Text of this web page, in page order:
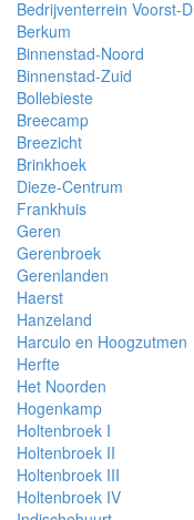
Bedrijventerrein Voorst-D
Berkum
Binnenstad-Noord
Binnenstad-Zuid
Bollebieste
Breecamp
Breezicht
Brinkhoek
Dieze-Centrum
Frankhuis
Geren
Gerenbroek
Gerenlanden
Haerst
Hanzeland
Harculo en Hoogzutmen
Herfte
Het Noorden
Hogenkamp
Holtenbroek I
Holtenbroek II
Holtenbroek III
Holtenbroek IV